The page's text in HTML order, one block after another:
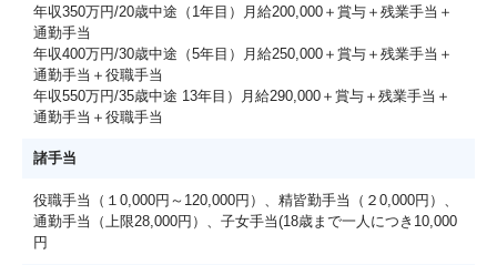
年収350万円/20歳中途（1年目）月給200,000＋賞与＋残業手当＋
通勤手当
年収400万円/30歳中途（5年目）月給250,000＋賞与＋残業手当＋
通勤手当＋役職手当
年収550万円/35歳中途 13年目）月給290,000＋賞与＋残業手当＋
通勤手当＋役職手当
諸手当
役職手当（１0,000円～120,000円）、精皆勤手当（２0,000円）、
通勤手当（上限28,000円）、子女手当(18歳まで一人につき10,000
円